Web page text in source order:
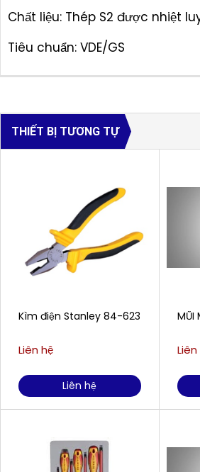
Chất liệu: Thép S2 được nhiệt
Tiêu chuẩn: VDE/GS
THIẾT BỊ TƯƠNG TỰ
Kìm điện Stanley 84-623
Liên hệ
Liên hệ
MŨI
Liên